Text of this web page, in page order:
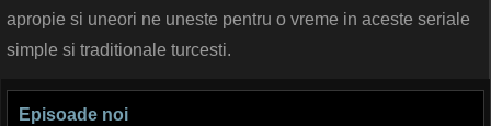
apropie si uneori ne uneste pentru o vreme in aceste seriale
simple si traditionale turcesti.
Episoade noi